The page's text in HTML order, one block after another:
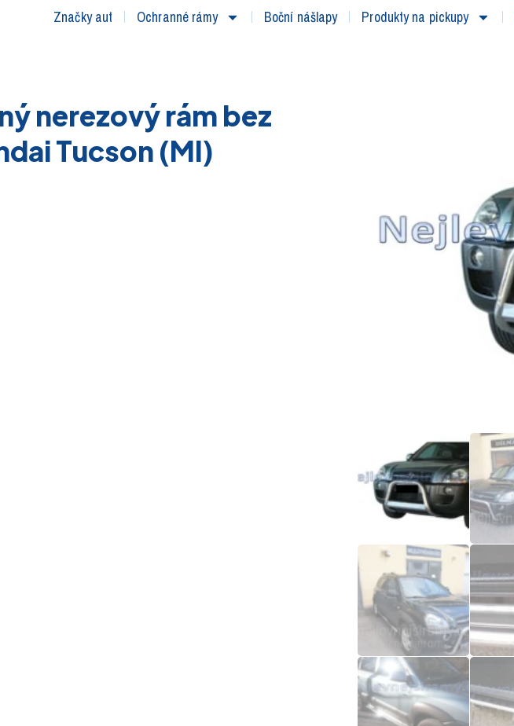
Značky aut Ochranné rámy Boční nášlapy Produkty na pickupy
nerezový rám bez
Tucson (MI)